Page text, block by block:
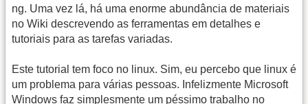
ng. Uma vez lá, há uma enorme abundância de materiais
no Wiki descrevendo as ferramentas em detalhes e
tutoriais para as tarefas variadas.
Este tutorial tem foco no linux. Sim, eu percebo que linux é
um problema para várias pessoas. Infelizmente Microsoft
Windows faz simplesmente um péssimo trabalho no